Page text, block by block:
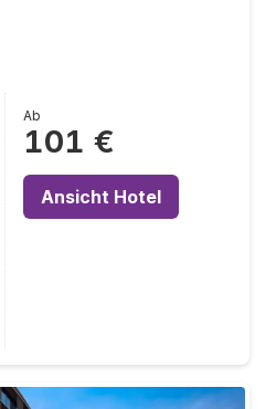
Ab
101 €
Ansicht Hotel